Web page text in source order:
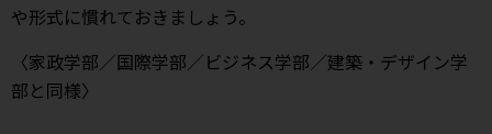
や形式に慣れておきましょう。
〈家政学部／国際学部／ビジネス学部／建築・デザイン学
部と同様〉